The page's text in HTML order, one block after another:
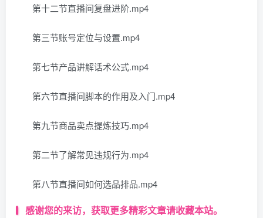
第十二节直播间复盘进阶.mp4
第三节账号定位与设置.mp4
第七节产品讲解话术公式.mp4
第六节直播间脚本的作用及入门.mp4
第九节商品卖点提炼技巧.mp4
第二节了解常见违规行为.mp4
第八节直播间如何选品排品.mp4
感谢您的来访，获取更多精彩文章请收藏本站。